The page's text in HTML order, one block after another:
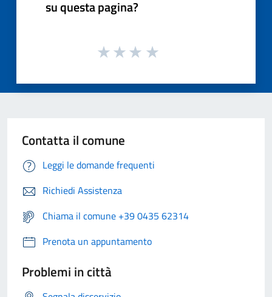
su questa pagina?
Contatta il comune
Leggi le domande frequenti
Richiedi Assistenza
Chiama il comune +39 0435 62314
Prenota un appuntamento
Problemi in città